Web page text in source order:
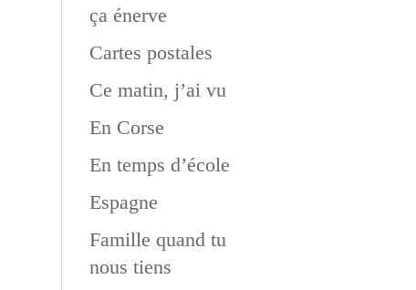
ça énerve
Cartes postales
Ce matin, j’ai vu
En Corse
En temps d’école
Espagne
Famille quand tu
nous tiens